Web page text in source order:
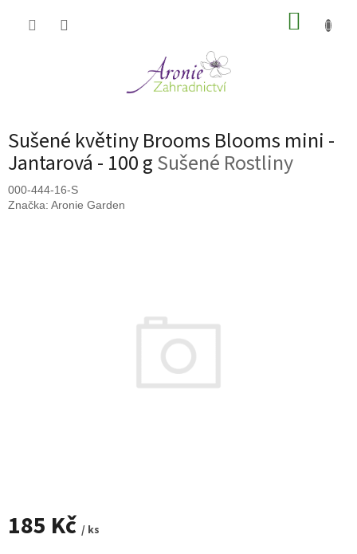
Sušené květiny Brooms Blooms mini -
Jantarová - 100 gSušené Rostliny
000-444-16-S
Značka: Aronie Garden
185 Kč / ks